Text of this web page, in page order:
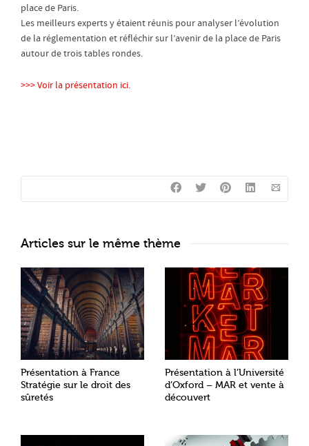
place de Paris.
Les meilleurs experts y étaient réunis pour analyser l’évolution
de la réglementation et réfléchir sur l’avenir de la place de Paris
autour de trois tables rondes.
>>> Voir la présentation ici.
Articles sur le même thème
Présentation à France
Stratégie sur le droit des
sûretés
Présentation à l’Université
d’Oxford – MAR et vente à
découvert